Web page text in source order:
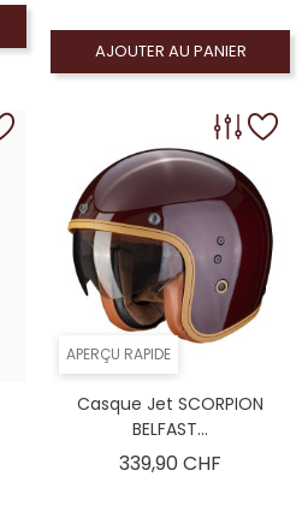
AJOUTER AU PANIER
APERÇU RAPIDE
Casque Jet SCORPION
BELFAST...
339,90 CHF